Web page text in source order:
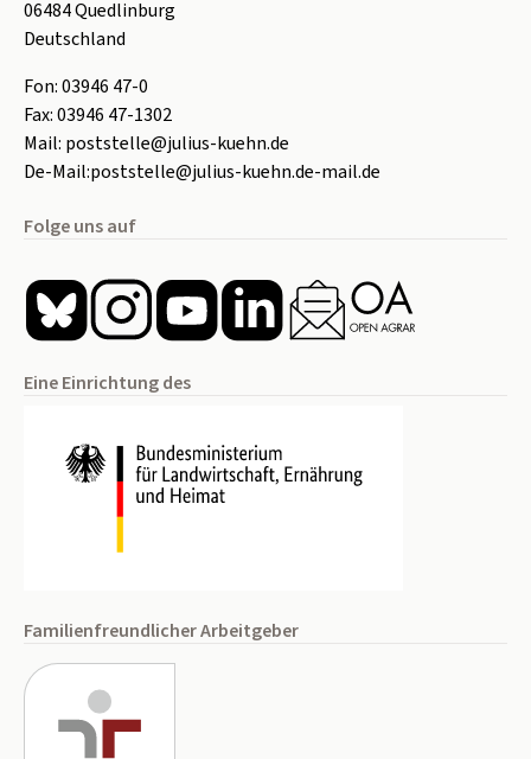
06484Quedlinburg
Deutschland
Fon:03946 47-0
Fax:03946 47-1302
Mail: poststelle@julius-kuehn.de
De-Mail:poststelle@julius-kuehn.de-mail.de
Folge uns auf
Eine Einrichtung des
Familienfreundlicher Arbeitgeber